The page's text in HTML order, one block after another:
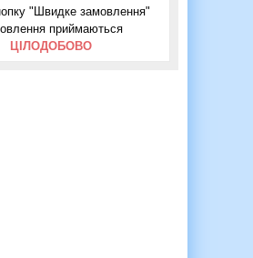
"Швидке замовлення"
приймаються
ЦІЛОДОБОВО